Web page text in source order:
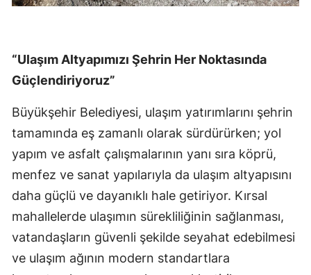
“Ulaşım Altyapımızı Şehrin Her Noktasında
Güçlendiriyoruz”
Büyükşehir Belediyesi, ulaşım yatırımlarını şehrin
tamamında eş zamanlı olarak sürdürürken; yol
yapım ve asfalt çalışmalarının yanı sıra köprü,
menfez ve sanat yapılarıyla da ulaşım altyapısını
daha güçlü ve dayanıklı hale getiriyor. Kırsal
mahallelerde ulaşımın sürekliliğinin sağlanması,
vatandaşların güvenli şekilde seyahat edebilmesi
ve ulaşım ağının modern standartlara